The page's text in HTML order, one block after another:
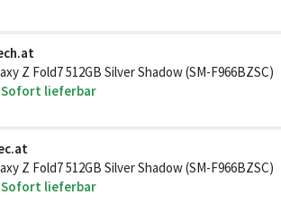
Z Fold7 512GB Silver Shadow (SM-F966BZSC)
Sofort lieferbar
Z Fold7 512GB Silver Shadow (SM-F966BZSC)
Sofort lieferbar